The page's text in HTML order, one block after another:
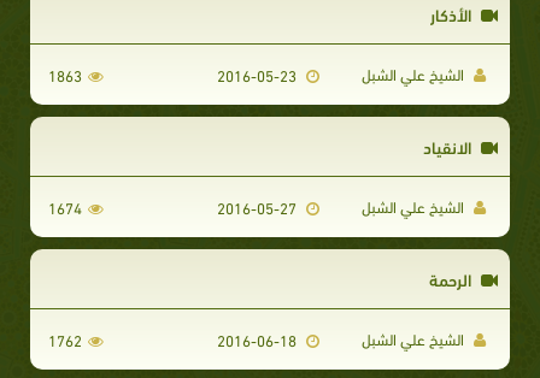
الأذكار
الشيخ علي الشبل 1863
الانقياد
الشيخ علي الشبل 1674
الرحمة
الشيخ علي الشبل 1762